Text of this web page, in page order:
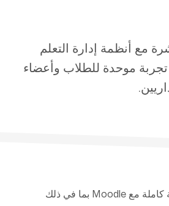
مع أنظمة إدارة التعلم
تجربة موحدة للطلاب وأعضاء
مزامنة كاملة مع Moodle بما في ذلك